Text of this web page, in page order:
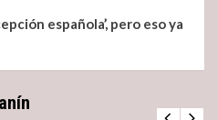
española’, pero eso ya